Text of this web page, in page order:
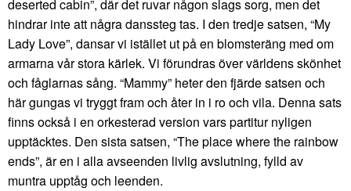
deserted cabin”, där det ruvar någon slags sorg, men det
hindrar inte att några danssteg tas. I den tredje satsen, “My
Lady Love”, dansar vi istället ut på en blomsteräng med om
armarna vår stora kärlek. Vi förundras över världens skönhet
och fåglarnas sång. “Mammy” heter den fjärde satsen och
här gungas vi tryggt fram och åter in i ro och vila. Denna sats
finns också i en orkesterad version vars partitur nyligen
upptäcktes. Den sista satsen, “The place where the rainbow
ends”, är en i alla avseenden livlig avslutning, fylld av
muntra upptåg och leenden.